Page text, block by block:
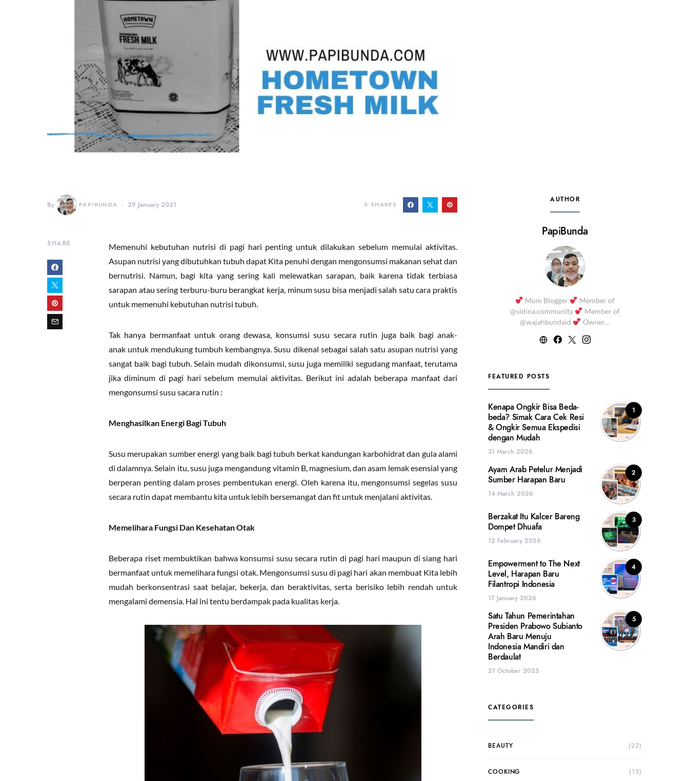
By PAPIBUNDA 29 January 2021 0 SHARES
SHARE
Memenuhi kebutuhan nutrisi di pagi hari penting untuk dilakukan sebelum memulai aktivitas.
Asupan nutrisi yang dibutuhkan tubuh dapat Kita penuhi dengan mengonsumsi makanan sehat dan
bernutrisi. Namun, bagi kita yang sering kali melewatkan sarapan, baik karena tidak terbiasa
sarapan atau sering terburu-buru berangkat kerja, minum susu bisa menjadi salah satu cara praktis
untuk memenuhi kebutuhan nutrisi tubuh.
Tak hanya bermanfaat untuk orang dewasa, konsumsi susu secara rutin juga baik bagi anak-
anak untuk mendukung tumbuh kembangnya. Susu dikenal sebagai salah satu asupan nutrisi yang
sangat baik bagi tubuh. Selain mudah dikonsumsi, susu juga memiliki segudang manfaat, terutama
jika diminum di pagi hari sebelum memulai aktivitas. Berikut ini adalah beberapa manfaat dari
mengonsumsi susu sacara rutin :
Menghasilkan Energi Bagi Tubuh
Susu merupakan sumber energi yang baik bagi tubuh berkat kandungan karbohidrat dan gula alami
di dalamnya. Selain itu, susu juga mengandung vitamin B, magnesium, dan asam lemak esensial yang
berperan penting dalam proses pembentukan energi. Oleh karena itu, mengonsumsi segelas susu
secara rutin dapat membantu kita untuk lebih bersemangat dan fit untuk menjalani aktivitas.
Memelihara Fungsi Dan Kesehatan Otak
Beberapa riset membuktikan bahwa konsumsi susu secara rutin di pagi hari maupun di siang hari
bermanfaat untuk memelihara fungsi otak. Mengonsumsi susu di pagi hari akan membuat Kita lebih
mudah berkonsentrasi saat belajar, bekerja, dan beraktivitas, serta berisiko lebih rendah untuk
mengalami demensia. Hal ini tentu berdampak pada kualitas kerja.
AUTHOR
PapiBunda
Mom Blogger
Member of
@sidina.community
Member of
@wajahbundaid
Owner…
FEATURED POSTS
1
Kenapa Ongkir Bisa Beda-
beda? Simak Cara Cek Resi
& Ongkir Semua Ekspedisi
dengan Mudah
31 March 2026
2
Ayam Arab Petelur Menjadi
Sumber Harapan Baru
14 March 2026
3
Berzakat Itu Kalcer Bareng
Dompet Dhuafa
12 February 2026
4
Empowerment to The Next
Level, Harapan Baru
Filantropi Indonesia
17 January 2026
5
Satu Tahun Pemerintahan
Presiden Prabowo Subianto
Arah Baru Menuju
Indonesia Mandiri dan
Berdaulat
21 October 2025
CATEGORIES
BEAUTY (22)
COOKING (15)